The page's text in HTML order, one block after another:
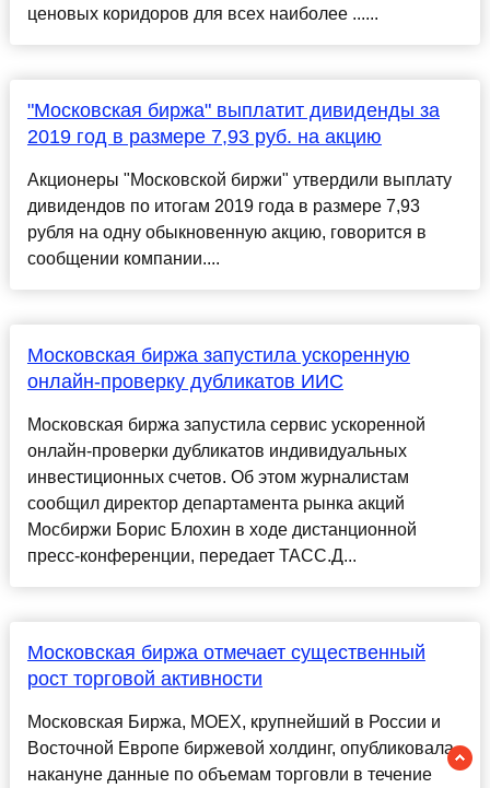
ценовых коридоров для всех наиболее ......
"Московская биржа" выплатит дивиденды за
2019 год в размере 7,93 руб. на акцию
Акционеры "Московской биржи" утвердили выплату
дивидендов по итогам 2019 года в размере 7,93
рубля на одну обыкновенную акцию, говорится в
сообщении компании....
Московская биржа запустила ускоренную
онлайн-проверку дубликатов ИИС
Московская биржа запустила сервис ускоренной
онлайн-проверки дубликатов индивидуальных
инвестиционных счетов. Об этом журналистам
сообщил директор департамента рынка акций
Мосбиржи Борис Блохин в ходе дистанционной
пресс-конференции, передает ТАСС.Д...
Московская биржа отмечает существенный
рост торговой активности
Московская Биржа, MOEX, крупнейший в России и
Восточной Европе биржевой холдинг, опубликовала
накануне данные по объемам торговли в течение